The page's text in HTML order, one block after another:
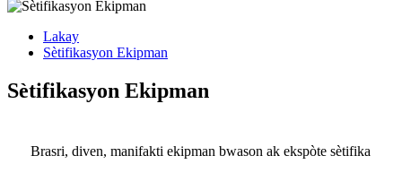
Lakay
Sètifikasyon Ekipman
Sètifikasyon Ekipman
Brasri, diven, manifakti ekipman bwason ak ekspòte sètifika